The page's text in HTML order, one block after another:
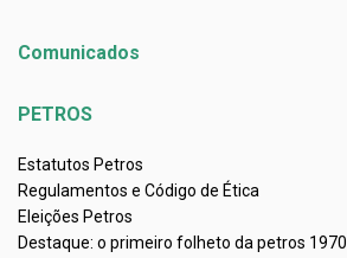
Comunicados
PETROS
Estatutos Petros
Regulamentos e Código de Ética
Eleições Petros
Destaque: o primeiro folheto da petros 1970